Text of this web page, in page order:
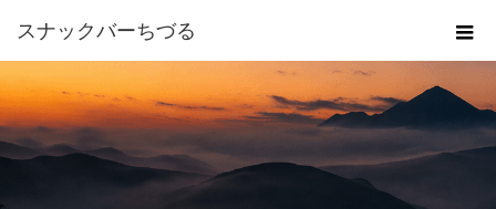
スナックバーちづる